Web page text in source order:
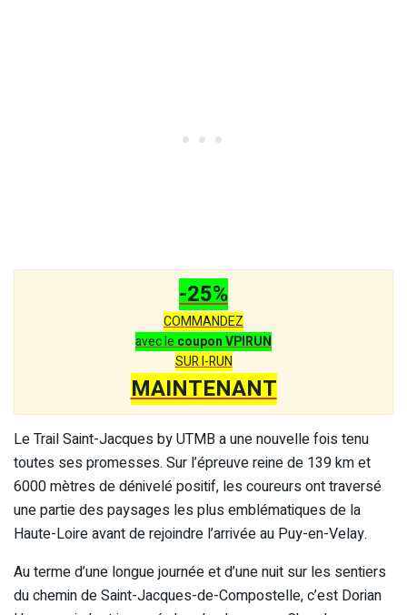
-25%
COMMANDEZ
avec le coupon VPIRUN
SUR I-RUN
MAINTENANT
Le Trail Saint-Jacques by UTMB a une nouvelle fois tenu
toutes ses promesses. Sur l’épreuve reine de 139 km et
6000 mètres de dénivelé positif, les coureurs ont traversé
une partie des paysages les plus emblématiques de la
Haute-Loire avant de rejoindre l’arrivée au Puy-en-Velay.
Au terme d’une longue journée et d’une nuit sur les sentiers
du chemin de Saint-Jacques-de-Compostelle, c’est Dorian